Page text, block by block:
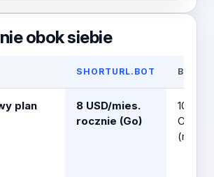
obok siebie
SHORTURL.BOT BITLY
plan
8 USD/mies.
rocznie (Go)
10
Core